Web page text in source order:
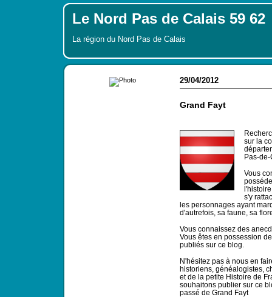
Le Nord Pas de Calais 59 62
La région du Nord Pas de Calais
29/04/2012
Grand Fayt
sur la
Pas-
Vous
s'y
les personnages ayant
d'autrefois, sa faune, sa
Vous connaissez des
Vous êtes en possession
publiés sur ce blog.
N'hésitez pas à nous en
historiens, généalogistes,
et de la petite Histoire de
souhaitons publier sur ce
passé de Grand Fayt